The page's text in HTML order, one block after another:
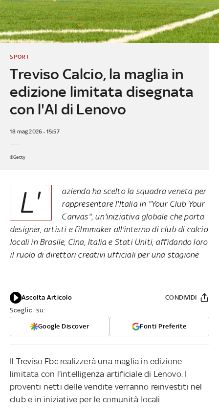
Treviso Calcio, la maglia in
edizione limitata disegnata
con l'AI di Lenovo
SPORT
18 mag 2026 - 15:57
©Getty
L'
azienda ha scelto la squadra veneta per
rappresentare l'Italia in "Your Club Your
Canvas", un'iniziativa globale che porta
designer, artisti e filmmaker all'interno di club di calcio
locali in Brasile, Cina, Italia e Stati Uniti, affidando loro
il ruolo di direttori creativi ufficiali per una stagione
Ascolta Articolo
Sceglici su:
Google Discover Fonti Preferite
CONDIVIDI
Il Treviso Fbc realizzerà una maglia in edizione
limitata con l'intelligenza artificiale di Lenovo. I
proventi netti delle vendite verranno reinvestiti nel
club e in iniziative per le comunità locali.